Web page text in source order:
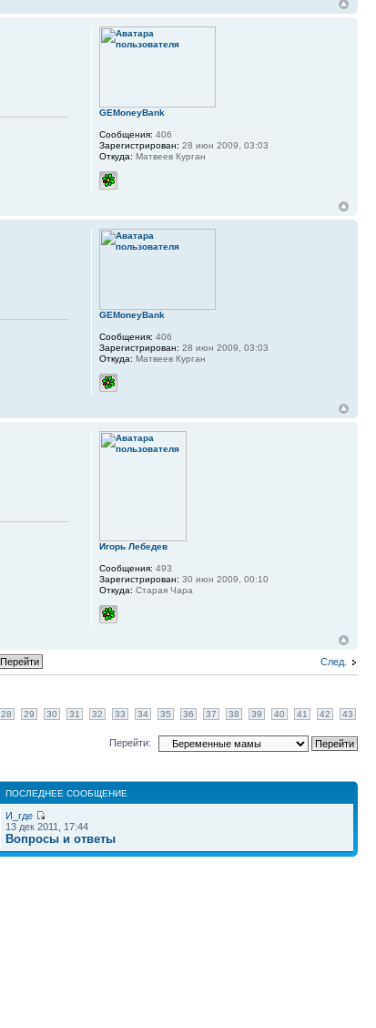
GEMoneyBank
Сообщения: 406
Зарегистрирован: 28 июн 2009, 03:03
Откуда: Матвеев Курган
GEMoneyBank
Сообщения: 406
Зарегистрирован: 28 июн 2009, 03:03
Откуда: Матвеев Курган
Игорь Лебедев
Сообщения: 493
Зарегистрирован: 30 июн 2009, 00:10
Откуда: Старая Чара
След.
28 29 30 31 32 33 34 35 36 37 38 39 40 41 42 43
Перейти:
ПОСЛЕДНЕЕ СООБЩЕНИЕ
И_где
13 дек 2011, 17:44
Вопросы и ответы